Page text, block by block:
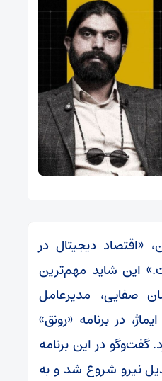
«اقتصاد دیجیتال در
شاید مهم‌ترین
صفایی، مدیرعامل
در برنامه «رونق»
گفت‌و‌گو در این برنامه
نیرو شروع شد و به